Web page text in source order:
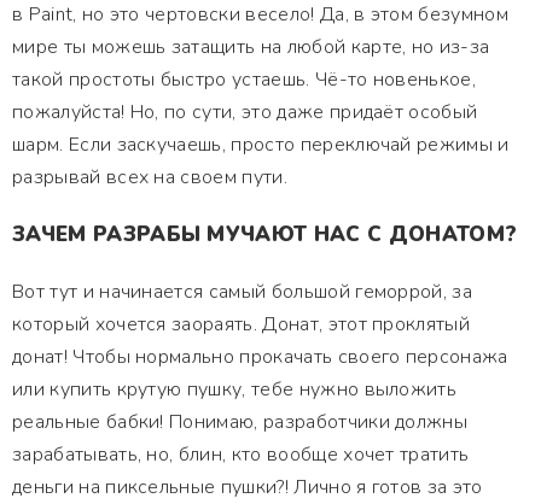
в Paint, но это чертовски весело! Да, в этом безумном
мире ты можешь затащить на любой карте, но из-за
такой простоты быстро устаешь. Чё-то новенькое,
пожалуйста! Но, по сути, это даже придаёт особый
шарм. Если заскучаешь, просто переключай режимы и
разрывай всех на своем пути.
ЗАЧЕМ РАЗРАБЫ МУЧАЮТ НАС С ДОНАТОМ?
Вот тут и начинается самый большой геморрой, за
который хочется заораять. Донат, этот проклятый
донат! Чтобы нормально прокачать своего персонажа
или купить крутую пушку, тебе нужно выложить
реальные бабки! Понимаю, разработчики должны
зарабатывать, но, блин, кто вообще хочет тратить
деньги на пиксельные пушки?! Лично я готов за это